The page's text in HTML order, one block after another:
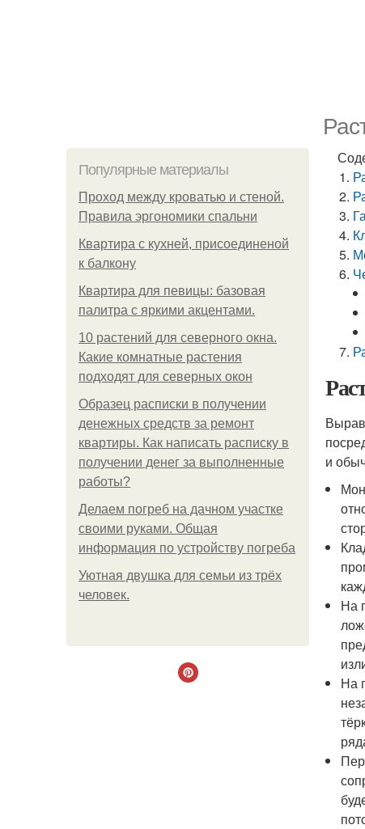
Популярные материалы
Проход между кроватью и стеной.
Правила эргономики спальни
Квартира с кухней, присоединеной
к балкону
Квартира для певицы: базовая
палитра с яркими акцентами.
10 растений для северного окна.
Какие комнатные растения
подходят для северных окон
Образец расписки в получении
денежных средств за ремонт
квартиры. Как написать расписку в
получении денег за выполненные
работы?
Делаем погреб на дачном участке
своими руками. Общая
информация по устройству погреба
Уютная двушка для семьи из трёх
человек.
и
На
На